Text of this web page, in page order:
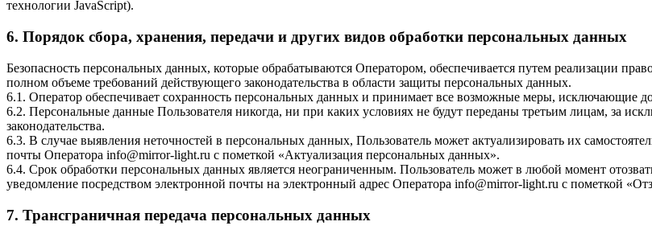
технологии JavaScript).
6. Порядок сбора, хранения, передачи и других видов обработки персональных данных
Безопасность персональных данных, которые обрабатываются Оператором, обеспечивается путем реализации
полном объеме требований действующего законодательства в области защиты персональных данных.
6.1. Оператор обеспечивает сохранность персональных данных и принимает все возможные меры, исключающие
6.2. Персональные данные Пользователя никогда, ни при каких условиях не будут переданы третьим лицам, за
законодательства.
6.3. В случае выявления неточностей в персональных данных, Пользователь может актуализировать их
почты Оператора info@mirror-light.ru с пометкой «Актуализация персональных данных».
6.4. Срок обработки персональных данных является неограниченным. Пользователь может в любой момент
уведомление посредством электронной почты на электронный адрес Оператора info@mirror-light.ru с пометкой
7. Трансграничная передача персональных данных